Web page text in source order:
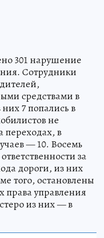
301 нарушение
Сотрудники
средствами в
7 попались в
не
переходах, в
— 10. Восемь
за
дороги, из них
того, остановлены
права управления
из них — в